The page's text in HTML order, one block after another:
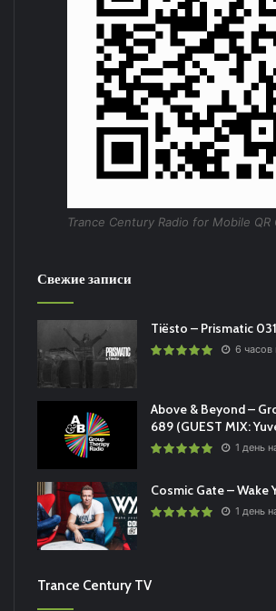
Trance Century Radio for Mobile QR
Свежие записи
Tiësto – Prismatic 031
6 часов
Above & Beyond –
689 (GUEST MIX:
1 день
Cosmic Gate – Wake
1 день
Trance Century TV